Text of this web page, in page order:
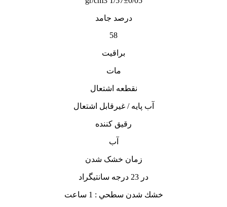
درصد جامد
58
براقیت
مات
نقطعه اشتعال
آب پایه / غیرقابل اشتعال
رقیق کننده
آب
زمان خشک شدن
در 23 درجه سانتيگراد
خشك شدن سطحي : 1 ساعت